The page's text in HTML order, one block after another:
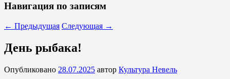
Навигация по записям
← Предыдущая Следующая →
День рыбака!
Опубликовано 28.07.2025 автор Культура Невель